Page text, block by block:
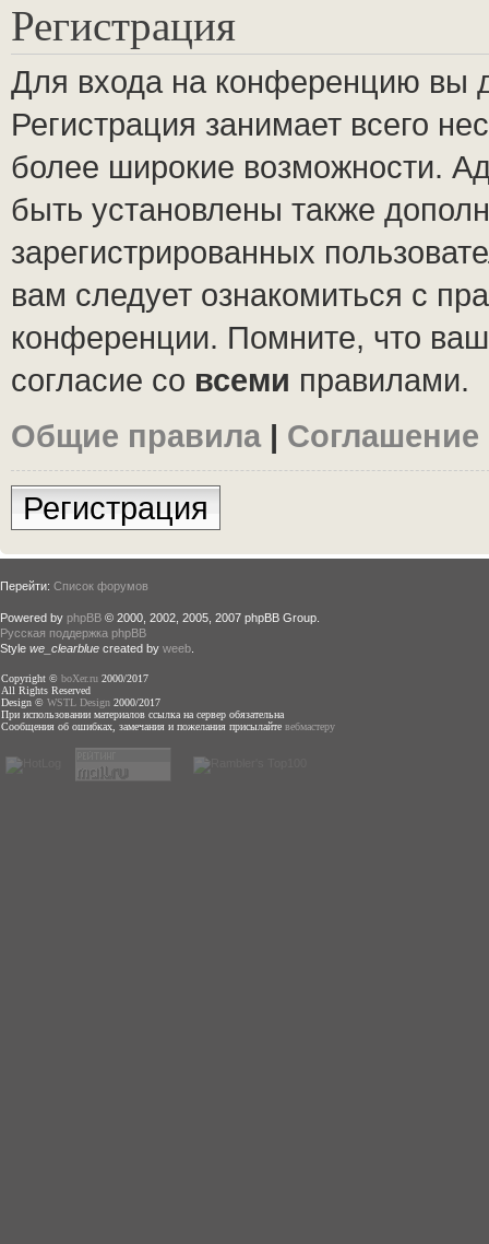
Регистрация
Для входа на конференцию вы
Регистрация занимает всего
более широкие возможности.
быть установлены также
зарегистрированных
вам следует ознакомиться с
конференции. Помните, что
согласие со всеми правилами.
Общие правила |
Регистрация
Перейти: Список форумов
Powered by phpBB © 2000, 2002, 2005, 2007 phpBB Group.
Русская поддержка phpBB
Style we_clearblue created by weeb
Copyright © boXer.ru 2000/2017
All Rights Reserved
Design © WSTL Design 2000/2017
При использовании материалов ссылка на сервер обязательна
Сообщения об ошибках, замечания и пожелания присылайте вебмастеру